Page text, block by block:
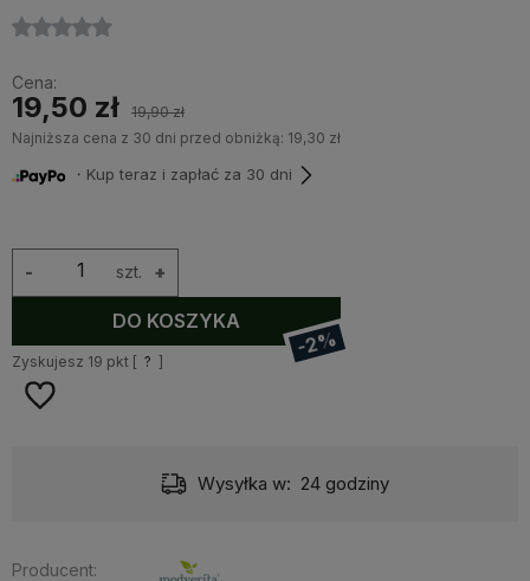
Cena:
19,50 zł
19,90 zł
Najniższa cena z 30 dni przed obniżką: 19,30 zł
・Kup teraz i zapłać za 30 dni
szt. +
-
DO KOSZYKA
-2%
Zyskujesz 19 pkt [ ? ]
Wysyłka w: 24 godziny
Producent: